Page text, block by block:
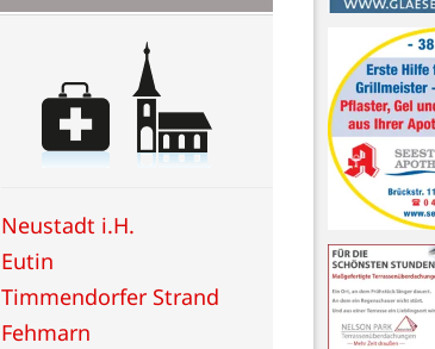
Neustadt i.H.
Eutin
Timmendorfer Strand
Fehmarn